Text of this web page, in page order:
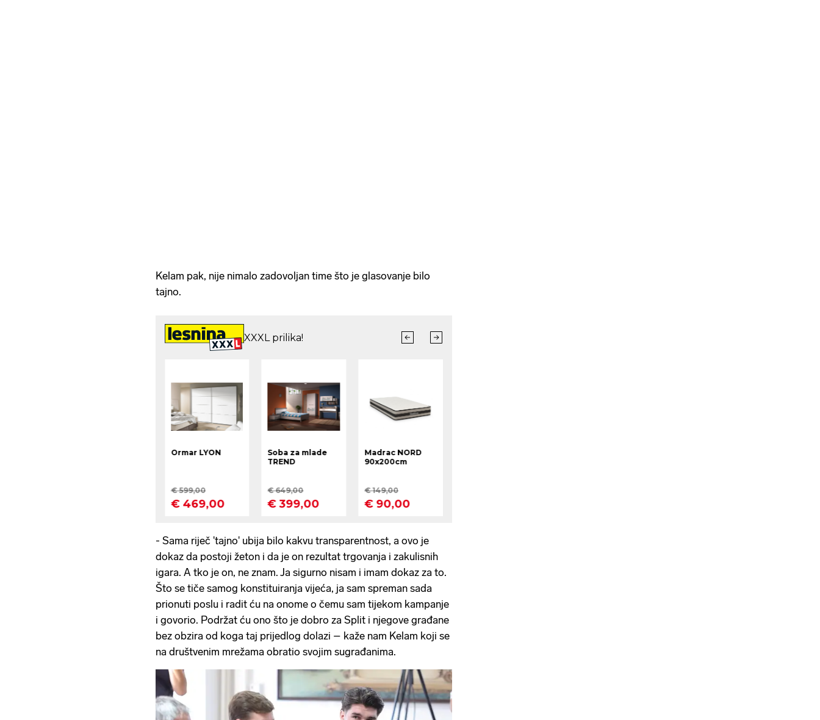
Kelam pak, nije nimalo zadovoljan time što je glasovanje bilo
tajno.
- Sama riječ 'tajno' ubija bilo kakvu transparentnost, a ovo je
dokaz da postoji žeton i da je on rezultat trgovanja i zakulisnih
igara. A tko je on, ne znam. Ja sigurno nisam i imam dokaz za to.
Što se tiče samog konstituiranja vijeća, ja sam spreman sada
prionuti poslu i radit ću na onome o čemu sam tijekom kampanje
i govorio. Podržat ću ono što je dobro za Split i njegove građane
bez obzira od koga taj prijedlog dolazi – kaže nam Kelam koji se
na društvenim mrežama obratio svojim sugrađanima.